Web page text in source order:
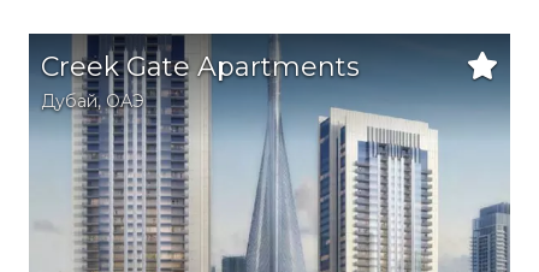
Creek Gate Apartments
Дубай, ОАЭ